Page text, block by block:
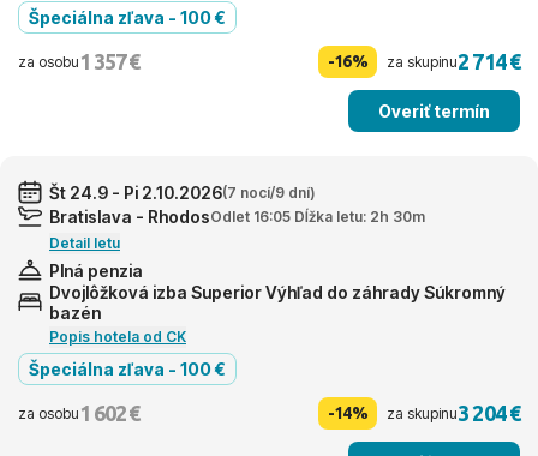
Špeciálna zľava - 100 €
za osobu 1 357 € -16% za skupinu2 714 €
Overiť termín
Št 24.9 - Pi 2.10.2026(7 nocí/9 dní)
Bratislava - RhodosOdlet 16:05 Dĺžka letu: 2h 30m
Detail letu
Plná penzia
Dvojlôžková izba Superior Výhľad do záhrady Súkromný
bazén
Popis hotela od CK
Špeciálna zľava - 100 €
za osobu 1 602 € -14% za skupinu3 204 €